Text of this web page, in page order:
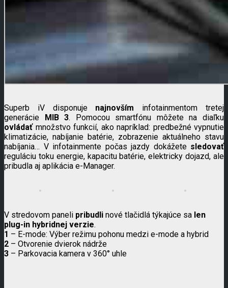
Superb iV disponuje najnovším infotainmentom tretej
generácie
MIB 3. Pomocou smartfónu môžete na diaľku
ovládaťmnožstvo funkcií, ako napríklad: predbežné vypnutie
klimatizácie, nabíjanie batérie, zobrazenie aktuálneho stavu
nabíjania… V infotainmente počas jazdy dokážete sledovať
reguláciu toku energie, kapacitu batérie, elektricky dojazd, ale
pribudla aj aplikácia e-Manager.
V stredovom paneli pribudli nové tlačidlá týkajúce sa len
plug-in hybridnej verzie.
1 – E-mode: Výber režimu pohonu medzi e-mode a hybrid
2 – Otvorenie dvierok nádrže
3 – Parkovacia kamera v 360° uhle